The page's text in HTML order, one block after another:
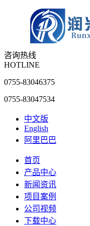
咨询热线
HOTLINE
0755-83046375
0755-83047534
中文版
English
阿里巴巴
首页
产品中心
新闻资讯
项目案例
公司视频
下载中心